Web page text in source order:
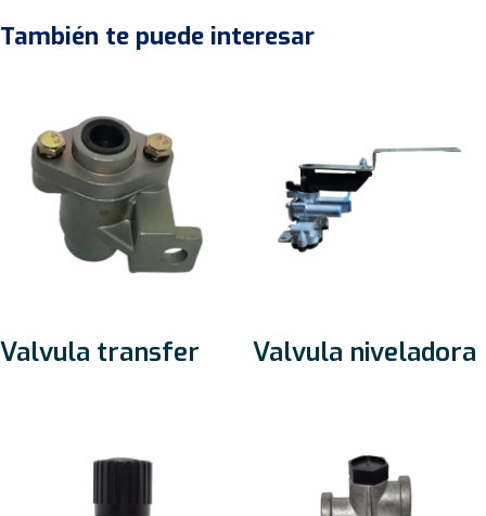
También te puede interesar
Valvula transfer Valvula niveladora